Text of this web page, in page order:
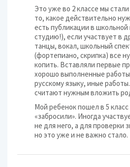
Это уже во 2 классе мы
то, какое действительно
есть публикации в школьной
студию!), если участвует в
танцы, вокал, школьный
(фортепиано, скрипка) все
копить. Вставляли первые
хорошо выполненные
русскому языку, иные
считают нужным вложить
Мой ребенок пошел в 5
«забросили». Иногда
не для него, а для проверки
но это уже и не важно стало.